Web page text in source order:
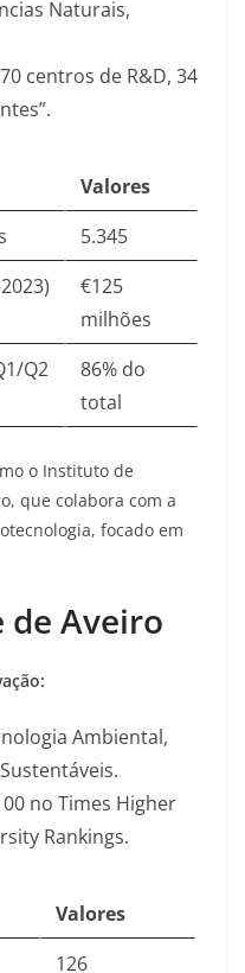
Naturais,
70 centros de R&D, 34
.
Valores
5.345
€125
milhões
Q2
86% do
total
o Instituto de
que colabora com a
focado em
de Aveiro
Ambiental,
no Times Higher
Rankings.
Valores
126